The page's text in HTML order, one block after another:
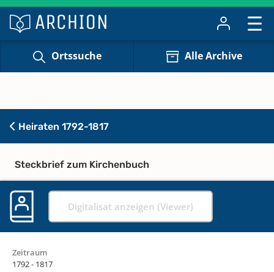
Ortssuche Alle Archive
Heiraten 1792-1817
Steckbrief zum Kirchenbuch
Digitalisat anzeigen (Viewer)
Zeitraum
1792 - 1817